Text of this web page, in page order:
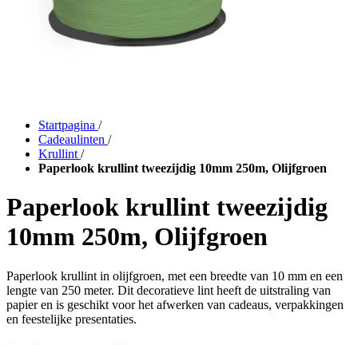
Startpagina /
Cadeaulinten /
Krullint /
Paperlook krullint tweezijdig 10mm 250m, Olijfgroen
Paperlook krullint tweezijdig
10mm 250m, Olijfgroen
Paperlook krullint in olijfgroen, met een breedte van 10 mm en een
lengte van 250 meter. Dit decoratieve lint heeft de uitstraling van
papier en is geschikt voor het afwerken van cadeaus, verpakkingen
en feestelijke presentaties.